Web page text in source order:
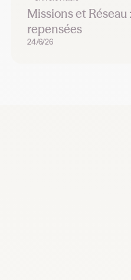
Missions et Réseau
repensées
24/6/26